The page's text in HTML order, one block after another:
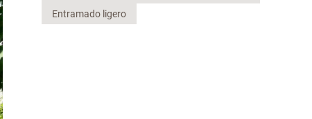
Entramado ligero